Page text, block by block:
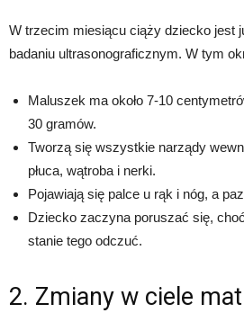
W trzecim miesiącu ciąży dziecko jest
badaniu ultrasonograficznym. W tym
Maluszek ma około 7-10
30 gramów.
Tworzą się wszystkie narządy
płuca, wątroba i nerki.
Pojawiają się palce u rąk i nóg, a
Dziecko zaczyna poruszać się,
stanie tego odczuć.
2. Zmiany w ciele